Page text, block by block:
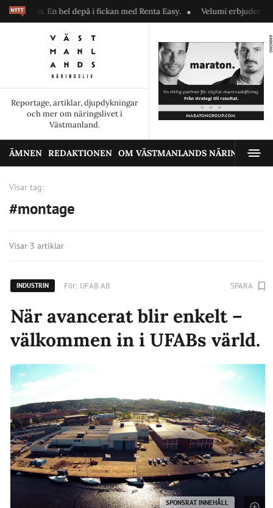
En hel depå i fickan med Renta Easy. Velumi erbjuder ett
Reportage, artiklar, djupdykningar
och mer om näringslivet i
Västmanland.
ANNONS
ÄMNEN REDAKTIONEN OM VÄSTMANLANDS NÄRINGSLIV
Visar tag:
#montage
Visar 3 artiklar
INDUSTRIN För: UFAB AB SPARA
När avancerat blir enkelt –
välkommen in i UFABs värld.
SPONSRAT INNEHÅLL